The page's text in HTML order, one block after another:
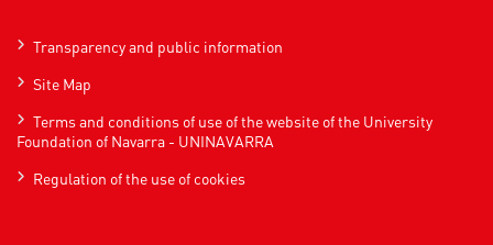
Transparency and public information
Site Map
Terms and conditions of use of the website of the University
Foundation of Navarra - UNINAVARRA
Regulation of the use of cookies